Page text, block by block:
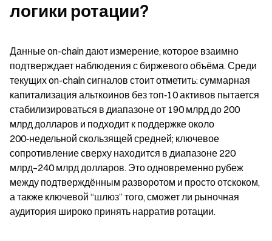
логики ротации?
Данные on-chain дают измерение, которое взаимно
подтверждает наблюдения с биржевого объёма. Среди
текущих on-chain сигналов стоит отметить: суммарная
капитализация альткоинов без топ‑10 активов пытается
стабилизироваться в диапазоне от 190 млрд до 200
млрд долларов и подходит к поддержке около
200‑недельной скользящей средней; ключевое
сопротивление сверху находится в диапазоне 220
млрд–240 млрд долларов. Это одновременно рубеж
между подтверждённым разворотом и просто отскоком,
а также ключевой “шлюз” того, сможет ли рыночная
аудитория широко принять нарратив ротации.